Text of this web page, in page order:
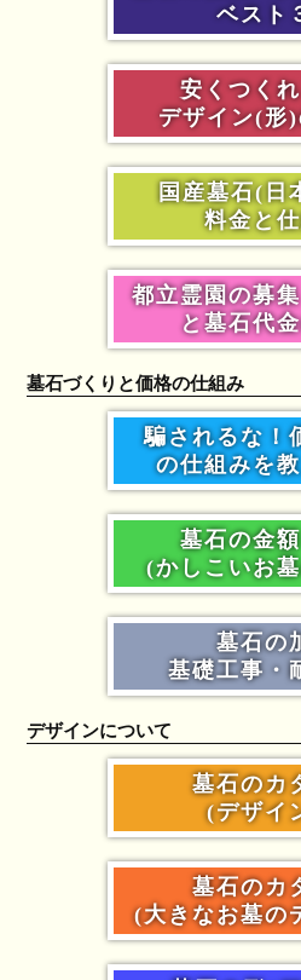
ベスト
安くつく
デザイン(形
国産墓石(日
料金と
都立霊園の募
と墓石代
墓石づくりと価格の仕組み
騙されるな！
の仕組みを教
墓石の金
(かしこいお
墓石の
基礎工事・
デザインについて
墓石のカ
(デザイ
墓石のカ
(大きなお墓の